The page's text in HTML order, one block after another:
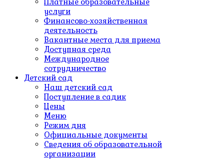
услуги
Финансово-хозяйственная
деятельность
Вакантные места для приема
Доступная среда
Международное
сотрудничество
Детский сад
Наш детский сад
Поступление в садик
Цены
Меню
Режим дня
Официальные документы
Сведения об образовательной
организации